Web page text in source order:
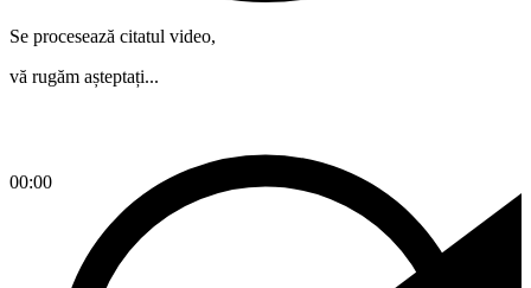
00:00
Se procesează citatul video,
vă rugăm așteptați...